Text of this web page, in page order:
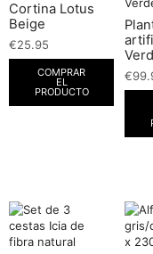
Cortina Lotus
Beige
€25.95
COMPRAR
EL
PRODUCTO
€